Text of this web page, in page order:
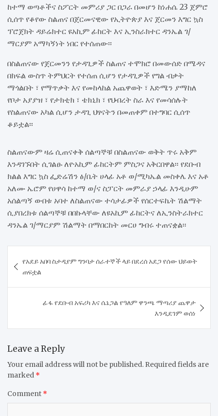
ከተማ ወጣቶችና ስፖርት መምሪያ ጋር በጋራ በመሆን ከነሐሴ 23 ጀምሮ
ሲሰጥ የቆየው ስልጠና በጀርመናዊው የኢትዮጵያ እና ጀርመን እግር ኳስ
ፕሮጀክት ዳይሬክተር ዩአኪም ፊከርት እና ኢንስራክተር ዳንኤል ገ/
ማርያም አማካኝነት ነበር የተሰጠው፡፡
በስልጠናው የጀርመንን የታዳጊዎች ስልጠና ተሞክሮ በመውሰድ በሜዳና
በክፍል ውስጥ ትምህርት የተሰጠ ሲሆን የታዳጊዎች የግል ብቃት
ማጎልበት ፣ የማጥቃት እና የመከላከል አጨዋወት ፣ እድሜን ያማከለ
የቦታ አያያዝ ፣ የታክቲክ ፣ ቴክኒክ ፣ የህብረት ስራ እና የመሳሰሉት
የስልጠናው አካል ሲሆን ታዳጊ ህፃናትን በመጠቀም በተግባር ሲሰጥ
ቆይቷል፡፡
ስልጠናውም ዛሬ ሲጠናቀቅ ሰልጣኞቹ በስልጠናው ወቅት ጥሩ አቅም
እንዳገኙበት ሲገልፁ ለዮአኪም ፊከርትም ምስጋና አቅርበዋል፡፡ የደቡብ
ክልል እግር ኳስ ፌድሬሽን ፅ/ቤት ሀላፊ አቶ ወ/ሚካኤል መስቀሌ እና አቶ
አለሙ ኤሮም የሀዋሳ ከተማ ወ/ና ስፓርት መምራያ ኃላፊ እንዲሁም
አሰልጣኝ ውበቱ አባተ ለስልጠናው ተሳታፊዎች የሰርተፍኬት ሽልማት
ሲያበረክቱ ሰልጣኞቹ በበኩላቸው ለዩአኪም ፊከርትና ለኢንስትራክተር
ዳንኤል ገ/ማርያም ሽልማት በማበርከት መርሀ ግብሩ ተጠናቋል፡፡
navigation
የአደይ አበባ ስታዲየም ግንባታ ሰራተኞች ላይ በደረሰ አደጋ የሰው ህይወት
ጠፍቷል
ፊፋ የደቡብ አፍሪካ እና ሴኔጋል የዓለም ዋንጫ ማጣሪያ ጨዋታ
እንዲደገም ወሰነ
Leave a Reply
Your email address will not be published. Required fields are
marked *
Comment *